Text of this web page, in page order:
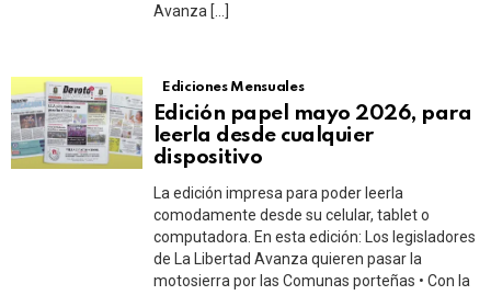
Avanza […]
Ediciones Mensuales
Edición papel mayo 2026, para
leerla desde cualquier
dispositivo
La edición impresa para poder leerla
comodamente desde su celular, tablet o
computadora. En esta edición: Los legisladores
de La Libertad Avanza quieren pasar la
motosierra por las Comunas porteñas • Con la